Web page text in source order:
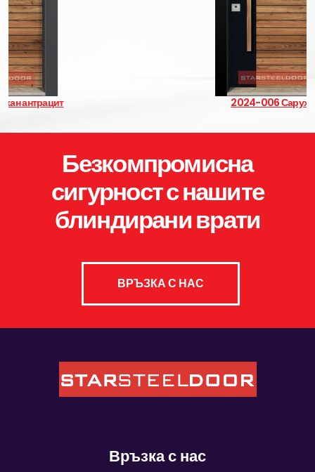
2024-006 Сарухан
Безкомпромисна
сигурност с нашите
блиндирани врати
ВРЪЗКА С НАС
Връзка с нас